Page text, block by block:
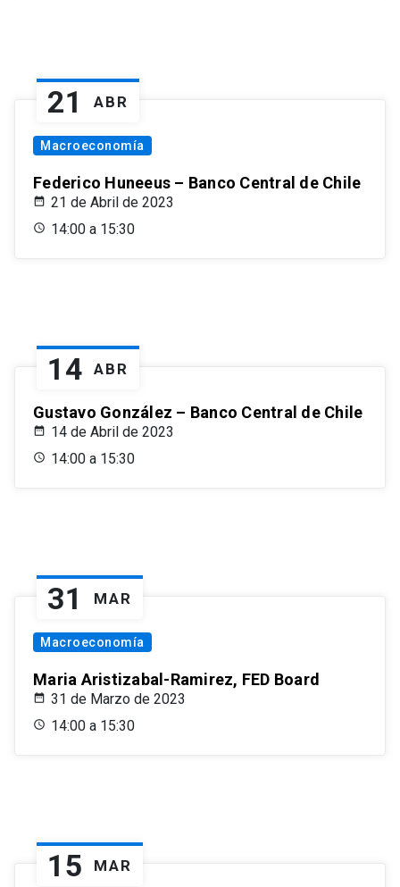
21 ABR
Macroeconomía
Federico Huneeus – Banco Central de Chile
21 de Abril de 2023
14:00 a 15:30
14 ABR
Gustavo González – Banco Central de Chile
14 de Abril de 2023
14:00 a 15:30
31 MAR
Macroeconomía
Maria Aristizabal-Ramirez, FED Board
31 de Marzo de 2023
14:00 a 15:30
15 MAR